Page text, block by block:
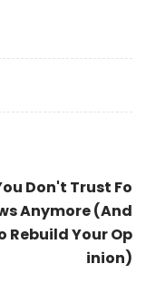
Don't Trust Fo
Anymore (And
Rebuild Your Op
inion)